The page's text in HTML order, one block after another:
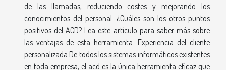
de las llamadas, reduciendo costes y mejorando los
conocimientos del personal. ¿Cuáles son los otros puntos
positivos del ACD? Lea este artículo para saber más sobre
las ventajas de esta herramienta. Experiencia del cliente
personalizada De todos los sistemas informáticos existentes
en toda empresa, el acd es la única herramienta eficaz que